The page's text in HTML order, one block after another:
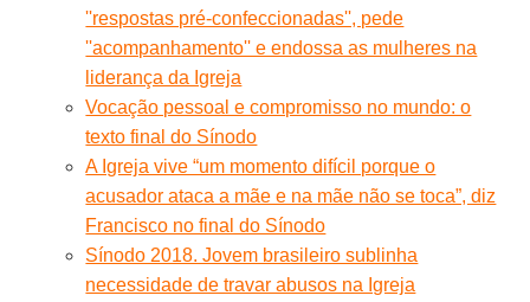
''respostas pré-confeccionadas'', pede
''acompanhamento'' e endossa as mulheres na
liderança da Igreja
Vocação pessoal e compromisso no mundo: o
texto final do Sínodo
A Igreja vive “um momento difícil porque o
acusador ataca a mãe e na mãe não se toca”, diz
Francisco no final do Sínodo
Sínodo 2018. Jovem brasileiro sublinha
necessidade de travar abusos na Igreja